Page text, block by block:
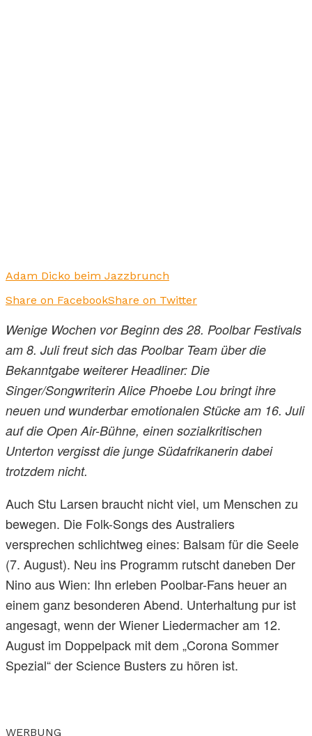
Adam Dicko beim Jazzbrunch
Share on FacebookShare on Twitter
Wenige Wochen vor Beginn des 28. Poolbar Festivals
am 8. Juli freut sich das Poolbar Team über die
Bekanntgabe weiterer Headliner: Die
Singer/Songwriterin Alice Phoebe Lou bringt ihre
neuen und wunderbar emotionalen Stücke am 16. Juli
auf die Open Air-Bühne, einen sozialkritischen
Unterton vergisst die junge Südafrikanerin dabei
trotzdem nicht.
Auch Stu Larsen braucht nicht viel, um Menschen zu
bewegen. Die Folk-Songs des Australiers
versprechen schlichtweg eines: Balsam für die Seele
(7. August). Neu ins Programm rutscht daneben Der
Nino aus Wien: Ihn erleben Poolbar-Fans heuer an
einem ganz besonderen Abend. Unterhaltung pur ist
angesagt, wenn der Wiener Liedermacher am 12.
August im Doppelpack mit dem „Corona Sommer
Spezial“ der Science Busters zu hören ist.
WERBUNG